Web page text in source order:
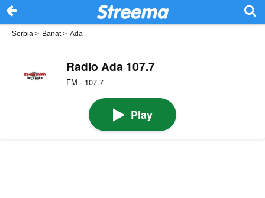
Serbia > Banat> Ada
Radio Ada 107.7
FM · 107.7
Play